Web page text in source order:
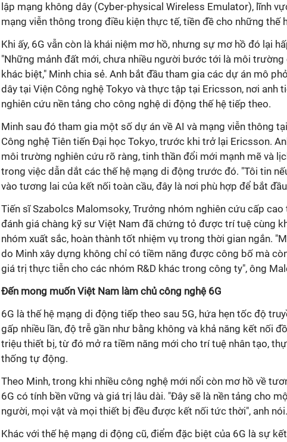
lập mạng không dây (Cyber-physical Wireless Emulator), lĩnh
mạng viễn thông trong điều kiện thực tế, tiền đề cho những thế
Khi ấy, 6G vẫn còn là khái niệm mơ hồ, nhưng sự mơ hồ đó lại
"Những mảnh đất mới, chưa nhiều người bước tới là môi trường
khác biệt," Minh chia sẻ. Anh bắt đầu tham gia các dự án mô
dây tại Viện Công nghệ Tokyo và thực tập tại Ericsson, nơi anh
nghiên cứu nền tảng cho công nghệ di động thế hệ tiếp theo.
Minh sau đó tham gia một số dự án về AI và mạng viễn thông
Công nghệ Tiên tiến Đại học Tokyo, trước khi trở lại Ericsson.
môi trường nghiên cứu rõ ràng, tinh thần đổi mới mạnh mẽ và
trong việc dẫn dắt các thế hệ mạng di động trước đó. "Tôi tin
vào tương lai của kết nối toàn cầu, đây là nơi phù hợp để bắt
Tiến sĩ Szabolcs Malomsoky, Trưởng nhóm nghiên cứu cấp cao
đánh giá chàng kỹ sư Việt Nam đã chứng tỏ được trí tuệ cùng
nhóm xuất sắc, hoàn thành tốt nhiệm vụ trong thời gian ngắn.
do Minh xây dựng không chỉ có tiềm năng được công bố mà
giá trị thực tiễn cho các nhóm R&D khác trong công ty", ông
Đến mong muốn Việt Nam làm chủ công nghệ 6G
6G là thế hệ mạng di động tiếp theo sau 5G, hứa hẹn tốc độ
gấp nhiều lần, độ trễ gần như bằng không và khả năng kết nối
triệu thiết bị, từ đó mở ra tiềm năng mới cho trí tuệ nhân tạo,
thống tự động.
Theo Minh, trong khi nhiều công nghệ mới nổi còn mơ hồ về
6G có tính bền vững và giá trị lâu dài. "Đây sẽ là nền tảng cho
người, mọi vật và mọi thiết bị đều được kết nối tức thời", anh nói.
Khác với thế hệ mạng di động cũ, điểm đặc biệt của 6G là sự